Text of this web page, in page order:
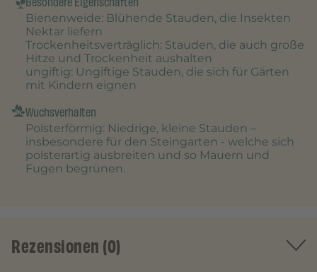
Bienenweide: Blühende Stauden, die Insekten
Nektar liefern
Trockenheitsverträglich: Stauden, die auch große
Hitze und Trockenheit aushalten
ungiftig: Ungiftige Stauden, die sich für Gärten
mit Kindern eignen
Wuchsverhalten
Polsterförmig: Niedrige, kleine Stauden –
insbesondere für den Steingarten - welche sich
polsterartig ausbreiten und so Mauern und
Fugen begrünen.
Rezensionen (0)